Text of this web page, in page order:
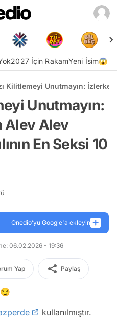
2027 İçin RakamYeni İsim😱
Kilitlemeyi Unutmayın:
Unutmayın:
Alev Alev
En Seksi 10
Onedio’yu Google'a ekleyin
06.02.2026 - 19:36
Yap Paylaş
kullanılmıştır.